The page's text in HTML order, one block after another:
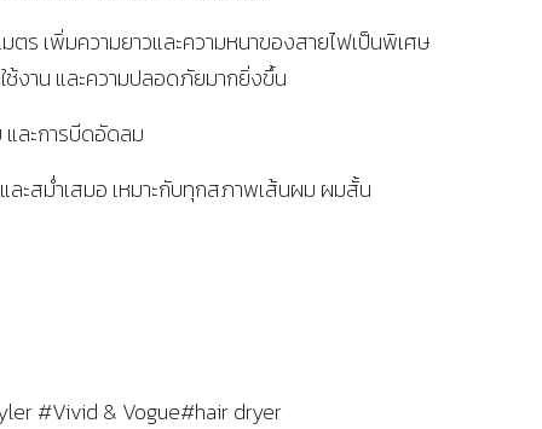
ตร เพิ่มความยาวและความหนาของสายไฟเป็นพิเศษ
ช้งาน และความปลอดภัยมากยิ่งขึ้น
และการบีดอัดลม
ละสม่ำเสมอ เหมาะกับทุกสภาพเส้นผม ผมสั้น
#Vivid & Vogue#hair dryer